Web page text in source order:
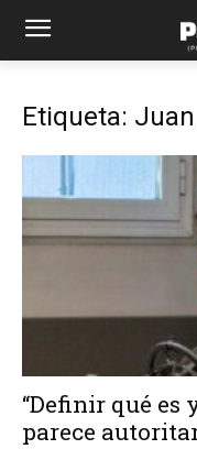
Etiqueta:
“Definir qué es
parece